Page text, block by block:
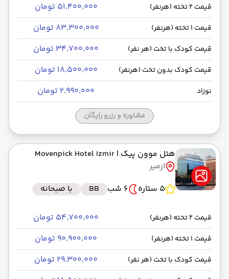
قیمت 2 تخته (هرنفر) ۵۱٬۴۰۰٬۰۰۰ تومان
قیمت 1 تخته (هرنفر) ۸۳٬۳۰۰٬۰۰۰ تومان
قیمت کودک با تخت (هر نفر) ۳۴٬۷۰۰٬۰۰۰ تومان
قیمت کودک بدون تخت (هرنفر) ۱۸٬۵۰۰٬۰۰۰ تومان
نوزاد ۲٬۹۹۰٬۰۰۰ تومان
مشاوره و رزرو رایگان
هتل موون پیک | Movenpick Hotel Izmir
ازمیر
5 ستاره
6 شب BB با صبحانه
قیمت 2 تخته (هرنفر) ۵۴٬۷۰۰٬۰۰۰ تومان
قیمت 1 تخته (هرنفر) ۹۰٬۹۰۰٬۰۰۰ تومان
قیمت کودک با تخت (هر نفر) ۲۹٬۳۰۰٬۰۰۰ تومان